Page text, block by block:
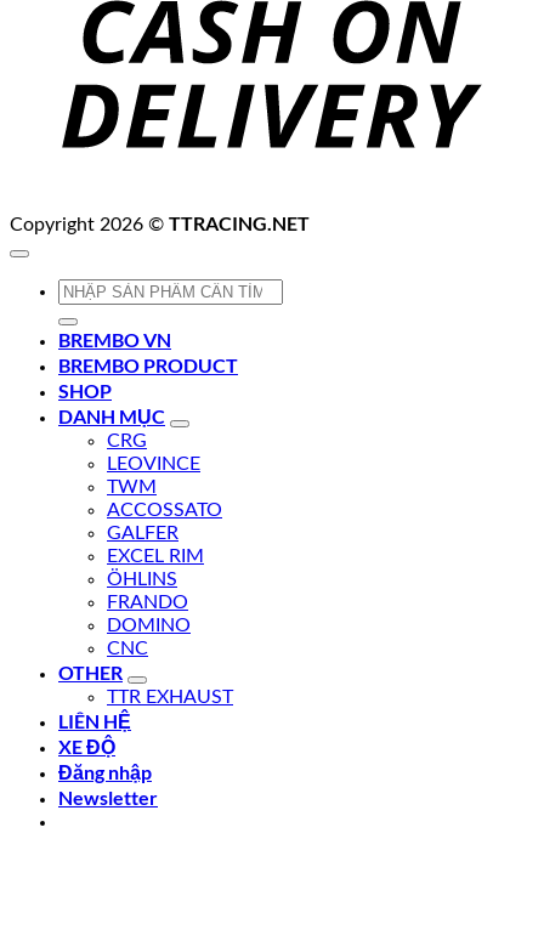
Copyright 2026 © TTRACING.NET
Tìm
BREMBO VN
BREMBO PRODUCT
SHOP
DANH MỤC
CRG
LEOVINCE
TWM
ACCOSSATO
GALFER
EXCEL RIM
ÖHLINS
FRANDO
DOMINO
CNC
OTHER
TTR EXHAUST
LIÊN HỆ
XE ĐỘ
Đăng nhập
Newsletter